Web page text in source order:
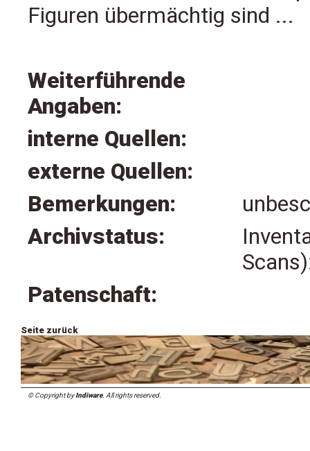
Figuren übermächtig sind ...
Weiterführende
Angaben:
interne Quellen:
externe Quellen:
Bemerkungen:
Archivstatus:
Patenschaft:
Seite zurück
© Copyright byIndiware. All rights reserved.